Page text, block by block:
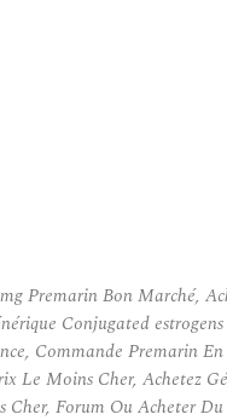
Premarin Bon Marché,
Conjugated
Commande Premarin
Le Moins Cher,
Forum Ou Acheter